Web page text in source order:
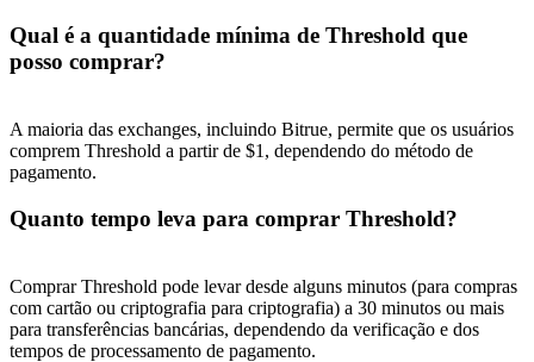
Qual é a quantidade mínima de Threshold que
posso comprar?
A maioria das exchanges, incluindo Bitrue, permite que os usuários
comprem Threshold a partir de $1, dependendo do método de
pagamento.
Quanto tempo leva para comprar Threshold?
Comprar Threshold pode levar desde alguns minutos (para compras
com cartão ou criptografia para criptografia) a 30 minutos ou mais
para transferências bancárias, dependendo da verificação e dos
tempos de processamento de pagamento.